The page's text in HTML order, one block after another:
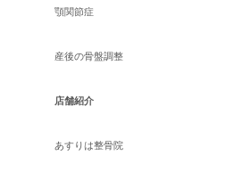
顎関節症
産後の骨盤調整
店舗紹介
あすりは整骨院